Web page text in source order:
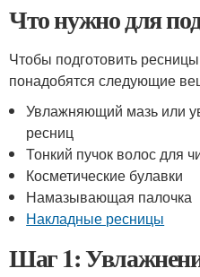
Что нужно для
Чтобы подготовить ресницы
понадобятся следующие
Увлажняющий мазь или
ресниц
Тонкий пучок волос для
Косметические булавки
Намазывающая палочка
Накладные ресницы
Шаг 1: